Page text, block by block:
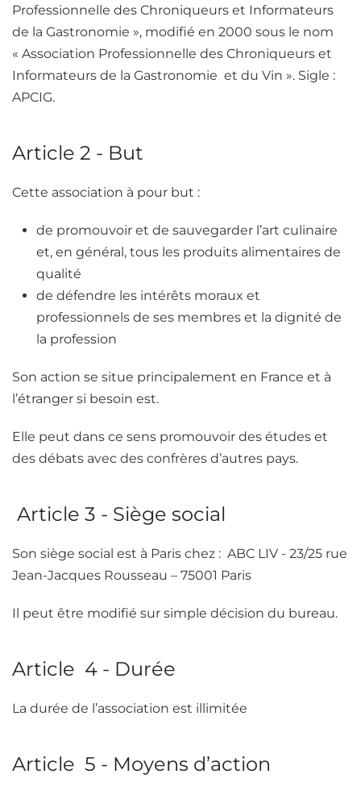
Professionnelle des Chroniqueurs et Informateurs
de la Gastronomie », modifié en 2000 sous le nom
« Association Professionnelle des Chroniqueurs et
Informateurs de la Gastronomie et du Vin ». Sigle :
APCIG.
Article 2 - But
Cette association à pour but :
de promouvoir et de sauvegarder l’art culinaire
et, en général, tous les produits alimentaires de
qualité
de défendre les intérêts moraux et
professionnels de ses membres et la dignité de
la profession
Son action se situe principalement en France et à
l’étranger si besoin est.
Elle peut dans ce sens promouvoir des études et
des débats avec des confrères d’autres pays.
Article 3 - Siège social
Son siège social est à Paris chez : ABC LIV - 23/25 rue
Jean-Jacques Rousseau – 75001 Paris
Il peut être modifié sur simple décision du bureau.
Article 4 - Durée
La durée de l’association est illimitée
Article 5 - Moyens d’action